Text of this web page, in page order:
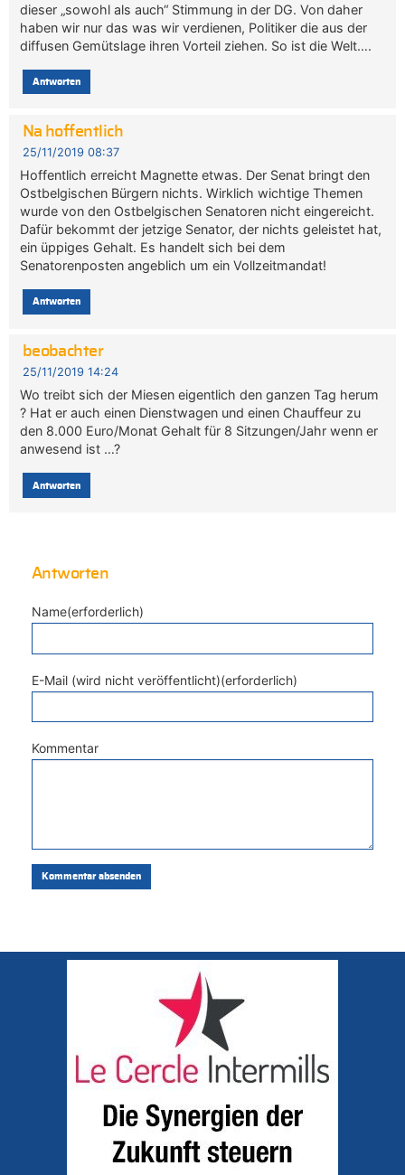
dieser „sowohl als auch“ Stimmung in der DG. Von daher
haben wir nur das was wir verdienen, Politiker die aus der
diffusen Gemütslage ihren Vorteil ziehen. So ist die Welt….
Antworten
Na hoffentlich
25/11/2019 08:37
Hoffentlich erreicht Magnette etwas. Der Senat bringt den
Ostbelgischen Bürgern nichts. Wirklich wichtige Themen
wurde von den Ostbelgischen Senatoren nicht eingereicht.
Dafür bekommt der jetzige Senator, der nichts geleistet hat,
ein üppiges Gehalt. Es handelt sich bei dem
Senatorenposten angeblich um ein Vollzeitmandat!
Antworten
beobachter
25/11/2019 14:24
Wo treibt sich der Miesen eigentlich den ganzen Tag herum
? Hat er auch einen Dienstwagen und einen Chauffeur zu
den 8.000 Euro/Monat Gehalt für 8 Sitzungen/Jahr wenn er
anwesend ist …?
Antworten
Antworten
Name(erforderlich)
E-Mail (wird nicht veröffentlicht)(erforderlich)
Kommentar